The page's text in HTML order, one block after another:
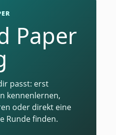
Paper
passt: erst
kennenlernen,
oder direkt eine
Runde finden.